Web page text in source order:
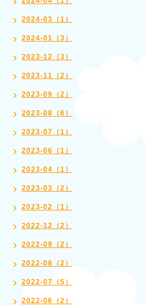
2024-03（1）
2024-01（3）
2023-12（3）
2023-11（2）
2023-09（2）
2023-08（6）
2023-07（1）
2023-06（1）
2023-04（1）
2023-03（2）
2023-02（1）
2022-12（2）
2022-09（2）
2022-08（2）
2022-07（5）
2022-06（2）